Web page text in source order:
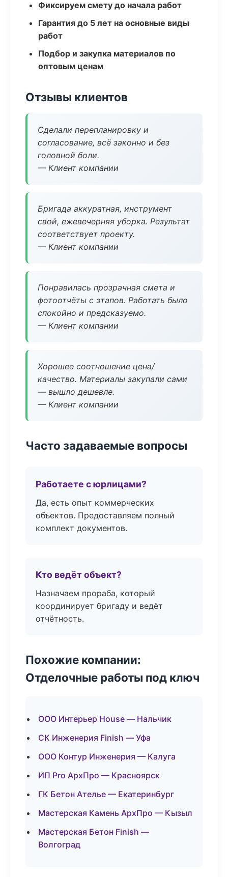
Фиксируем смету до начала работ
Гарантия до 5 лет на основные виды
работ
Подбор и закупка материалов по
оптовым ценам
Отзывы клиентов
Сделали перепланировку и
согласование, всё законно и без
головной боли.
— Клиент компании
Бригада аккуратная, инструмент
свой, ежевечерняя уборка. Результат
соответствует проекту.
— Клиент компании
Понравилась прозрачная смета и
фотоотчёты с этапов. Работать было
спокойно и предсказуемо.
— Клиент компании
Хорошее соотношение цена/
качество. Материалы закупали сами
— вышло дешевле.
— Клиент компании
Часто задаваемые вопросы
Работаете с юрлицами?
Да, есть опыт коммерческих
объектов. Предоставляем полный
комплект документов.
Кто ведёт объект?
Назначаем прораба, который
координирует бригаду и ведёт
отчётность.
Похожие компании:
Отделочные работы под ключ
ООО Интерьер House — Нальчик
СК Инженерия Finish — Уфа
ООО Контур Инженерия — Калуга
ИП Pro АрхПро — Красноярск
ГК Бетон Ателье — Екатеринбург
Мастерская Камень АрхПро — Кызыл
Мастерская Бетон Finish —
Волгоград